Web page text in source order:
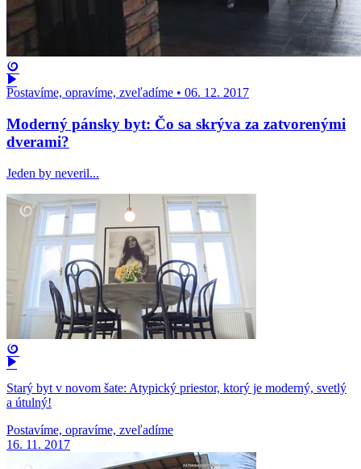
Postavíme, opravíme, zveľadíme • 06. 12. 2017
Moderný pánsky byt: Čo sa skrýva za zatvorenými
dverami?
Jeden by neveril...
Starý byt v novom šate: Atypický priestor, ktorý je moderný, svetlý
a útulný!
Postavíme, opravíme, zveľadíme
16. 11. 2017